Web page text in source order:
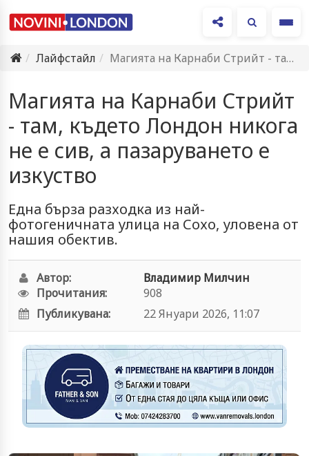
Лайфстайл
Магията на Карнаби Стрийт - там, където Лондон никога не…
Магията на Карнаби Стрийт
- там, където Лондон никога
не е сив, а пазаруването е
изкуство
Една бърза разходка из най-
фотогеничната улица на Сохо, уловена от
нашия обектив.
Автор:
Владимир Милчин
Прочитания:
908
Публикувана:
22 Януари 2026, 11:07